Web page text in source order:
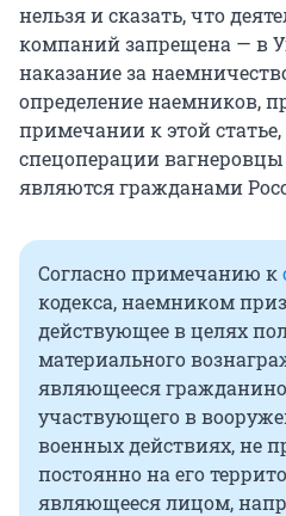
нельзя и сказать, что
компаний запрещена — в
наказание за
определение наемников,
примечании к этой
спецоперации
являются гражданами
Согласно примечанию к
кодекса, наемником
действующее в целях
материального
являющееся
участвующего в
военных действиях, не
постоянно на его
являющееся лицом,